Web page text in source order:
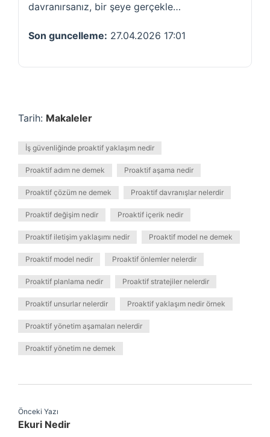
davranırsanız, bir şeye gerçekle…
Son guncelleme: 27.04.2026 17:01
Tarih: Makaleler
İş güvenliğinde proaktif yaklaşım nedir
Proaktif adım ne demek Proaktif aşama nedir
Proaktif çözüm ne demek Proaktif davranışlar nelerdir
Proaktif değişim nedir Proaktif içerik nedir
Proaktif iletişim yaklaşımı nedir Proaktif model ne demek
Proaktif model nedir Proaktif önlemler nelerdir
Proaktif planlama nedir Proaktif stratejiler nelerdir
Proaktif unsurlar nelerdir Proaktif yaklaşım nedir örnek
Proaktif yönetim aşamaları nelerdir
Proaktif yönetim ne demek
Önceki Yazı
Ekuri Nedir